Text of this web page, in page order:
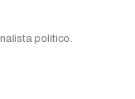
político.